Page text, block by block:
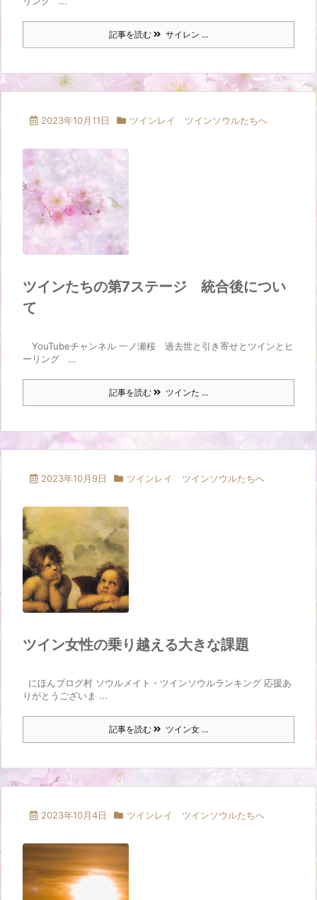
記事を読む サイレン ...
2023年10月11日 ツインレイ ツインソウルたちへ
ツインたちの第7ステージ 統合後につい
て
YouTubeチャンネル 一ノ瀬桜 過去世と引き寄せとツインとヒ
ーリング ...
記事を読む ツインた ...
2023年10月9日 ツインレイ ツインソウルたちへ
ツイン女性の乗り越える大きな課題
にほんブログ村 ソウルメイト・ツインソウルランキング 応援あ
りがとうございま ...
記事を読む ツイン女 ...
2023年10月4日 ツインレイ ツインソウルたちへ